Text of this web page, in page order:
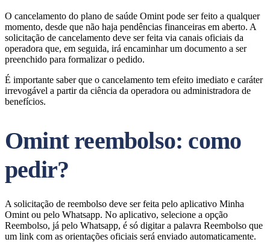
O cancelamento do plano de saúde Omint pode ser feito a qualquer
momento, desde que não haja pendências financeiras em aberto. A
solicitação de cancelamento deve ser feita via canais oficiais da
operadora que, em seguida, irá encaminhar um documento a ser
preenchido para formalizar o pedido.
É importante saber que o cancelamento tem efeito imediato e caráter
irrevogável a partir da ciência da operadora ou administradora de
benefícios.
Omint reembolso: como
pedir?
A solicitação de reembolso deve ser feita pelo aplicativo Minha
Omint ou pelo Whatsapp. No aplicativo, selecione a opção
Reembolso, já pelo Whatsapp, é só digitar a palavra Reembolso que
um link com as orientações oficiais será enviado automaticamente.